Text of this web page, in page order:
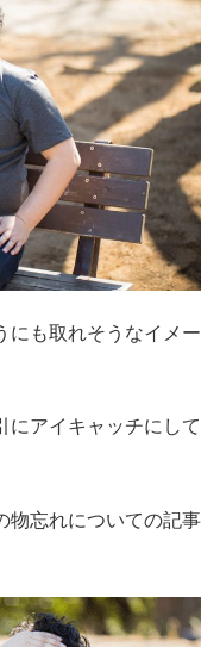
にも取れそうなイメー
にアイキャッチにして
物忘れについての記事